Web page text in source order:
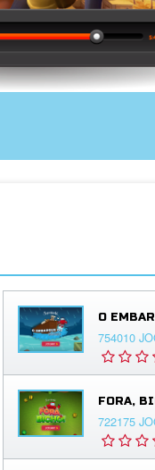
O
754010
FORA,
722175